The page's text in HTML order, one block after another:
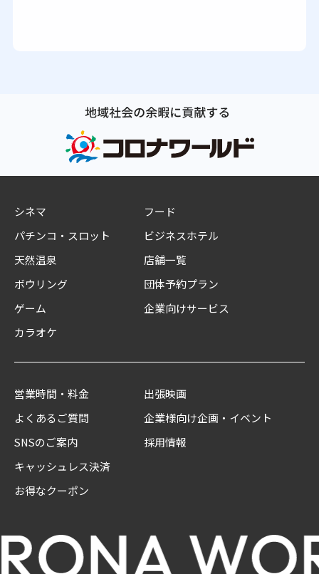
シネマ
パチンコ・スロット
天然温泉
ボウリング
ゲーム
カラオケ
フード
ビジネスホテル
店舗一覧
団体予約プラン
企業向けサービス
営業時間・料金
よくあるご質問
SNSのご案内
キャッシュレス決済
お得なクーポン
出張映画
企業様向け企画・イベント
採用情報